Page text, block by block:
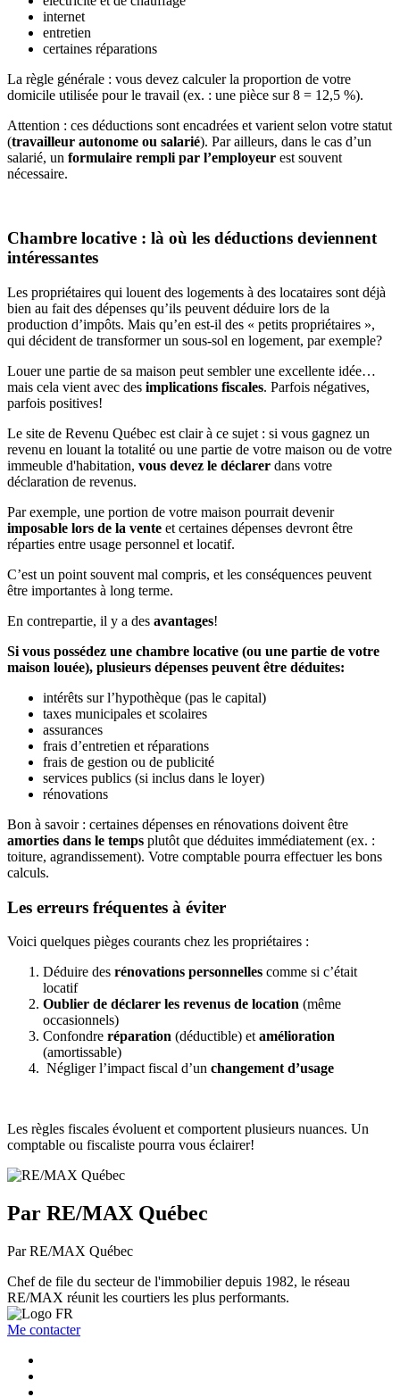
internet
entretien
certaines réparations
La règle générale : vous devez calculer la proportion de votre
domicile utilisée pour le travail (ex. : une pièce sur 8 = 12,5 %).
Attention : ces déductions sont encadrées et varient selon votre statut
(travailleur autonome ou salarié). Par ailleurs, dans le cas d’un
salarié, un formulaire rempli par l’employeur est souvent
nécessaire.
Chambre locative : là où les déductions deviennent
intéressantes
Les propriétaires qui louent des logements à des locataires sont déjà
bien au fait des dépenses qu’ils peuvent déduire lors de la
production d’impôts. Mais qu’en est-il des « petits propriétaires »,
qui décident de transformer un sous-sol en logement, par exemple?
Louer une partie de sa maison peut sembler une excellente idée…
mais cela vient avec des implications fiscales. Parfois négatives,
parfois positives!
Le site de Revenu Québec est clair à ce sujet : si vous gagnez un
revenu en louant la totalité ou une partie de votre maison ou de votre
immeuble d'habitation, vous devez le déclarer dans votre
déclaration de revenus.
Par exemple, une portion de votre maison pourrait devenir
imposable lors de la vente et certaines dépenses devront être
réparties entre usage personnel et locatif.
C’est un point souvent mal compris, et les conséquences peuvent
être importantes à long terme.
En contrepartie, il y a des avantages!
Si vous possédez une chambre locative (ou une partie de votre
maison louée), plusieurs dépenses peuvent être déduites:
intérêts sur l’hypothèque (pas le capital)
taxes municipales et scolaires
assurances
frais d’entretien et réparations
frais de gestion ou de publicité
services publics (si inclus dans le loyer)
rénovations
Bon à savoir : certaines dépenses en rénovations doivent être
amorties dans le temps plutôt que déduites immédiatement (ex. :
toiture, agrandissement). Votre comptable pourra effectuer les bons
calculs.
Les erreurs fréquentes à éviter
Voici quelques pièges courants chez les propriétaires :
Déduire des rénovations personnelles comme si c’était
locatif
Oublier de déclarer les revenus de location (même
occasionnels)
Confondre réparation (déductible) et amélioration
(amortissable)
Négliger l’impact fiscal d’un changement d’usage
Les règles fiscales évoluent et comportent plusieurs nuances. Un
comptable ou fiscaliste pourra vous éclairer!
Par RE/MAX Québec
Par RE/MAX Québec
Chef de file du secteur de l'immobilier depuis 1982, le réseau
RE/MAX réunit les courtiers les plus performants.
Me contacter